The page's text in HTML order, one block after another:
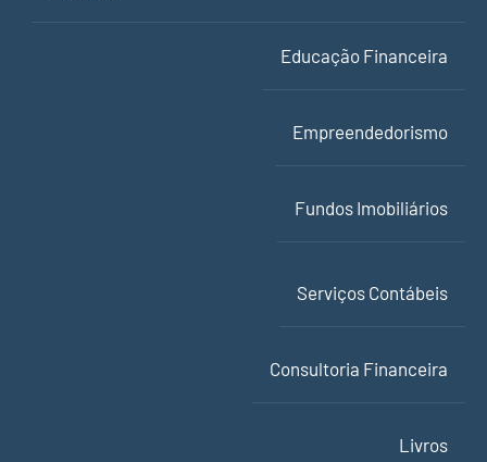
Educação Financeira
Empreendedorismo
Fundos Imobiliários
Serviços Contábeis
Consultoria Financeira
Livros